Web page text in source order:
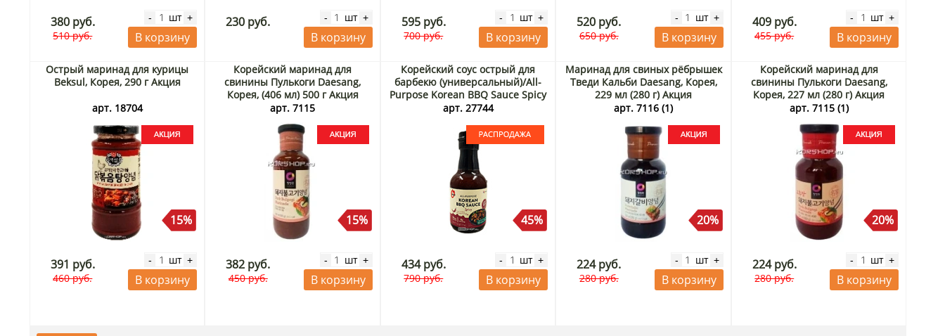
380 руб.
510 руб.
- шт +
В корзину
230 руб. - шт +
В корзину
595 руб.
700 руб.
- шт +
В корзину
520 руб.
650 руб.
- шт +
В корзину
409 руб.
455 руб.
- шт +
В корзину
Острый маринад для курицы
Beksul, Корея, 290 г Акция
арт. 18704
15%
391 руб.
460 руб.
- шт +
В корзину
Корейский маринад для
свинины Пулькоги Daesang,
Корея, (406 мл) 500 г Акция
арт. 7115
15%
382 руб.
450 руб.
- шт +
В корзину
Корейский соус острый для
барбекю (универсальный)/All-
Purpose Korean BBQ Sauce Spicy
Daesang, Корея, 340 г. Срок до
арт. 27744
45%
434 руб.
790 руб.
- шт +
В корзину
Маринад для свиных рёбрышек
Тведи Кальби Daesang, Корея,
229 мл (280 г) Акция
арт. 7116 (1)
20%
224 руб.
280 руб.
- шт +
В корзину
Корейский маринад для
свинины Пулькоги Daesang,
Корея, 227 мл (280 г) Акция
арт. 7115 (1)
20%
224 руб.
280 руб.
- шт +
В корзину